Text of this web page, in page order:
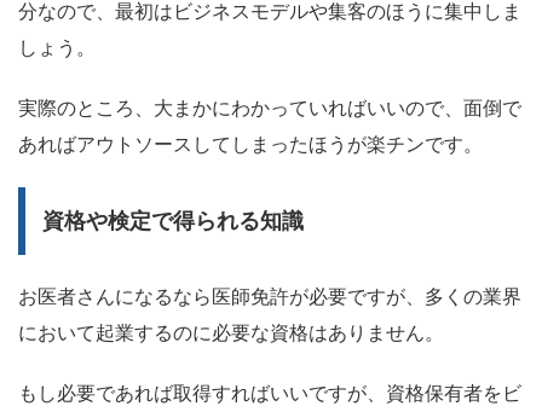
分なので、最初はビジネスモデルや集客のほうに集中しま
しょう。
実際のところ、大まかにわかっていればいいので、面倒で
あればアウトソースしてしまったほうが楽チンです。
資格や検定で得られる知識
お医者さんになるなら医師免許が必要ですが、多くの業界
において起業するのに必要な資格はありません。
もし必要であれば取得すればいいですが、資格保有者をビ